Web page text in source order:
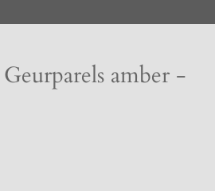
amber -